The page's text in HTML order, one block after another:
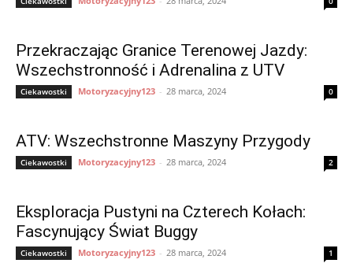
Przekraczając Granice Terenowej Jazdy:
Wszechstronność i Adrenalina z UTV
Ciekawostki Motoryzacyjny123 - 28 marca, 2024 0
ATV: Wszechstronne Maszyny Przygody
Ciekawostki Motoryzacyjny123 - 28 marca, 2024 2
Eksploracja Pustyni na Czterech Kołach:
Fascynujący Świat Buggy
Ciekawostki Motoryzacyjny123 - 28 marca, 2024 1